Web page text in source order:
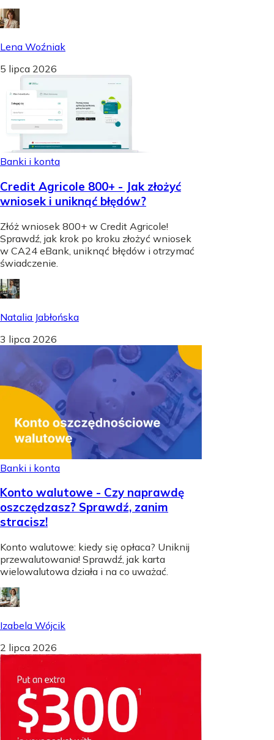
Lena Woźniak
5 lipca 2026
Banki i konta
Credit Agricole 800+ - Jak złożyć
wniosek i uniknąć błędów?
Złóż wniosek 800+ w Credit Agricole!
Sprawdź, jak krok po kroku złożyć wniosek
w CA24 eBank, uniknąć błędów i otrzymać
świadczenie.
Natalia Jabłońska
3 lipca 2026
Banki i konta
Konto walutowe - Czy naprawdę
oszczędzasz? Sprawdź, zanim
stracisz!
Konto walutowe: kiedy się opłaca? Uniknij
przewalutowania! Sprawdź, jak karta
wielowalutowa działa i na co uważać.
Izabela Wójcik
2 lipca 2026